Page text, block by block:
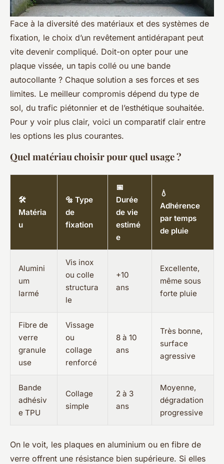
Face à la diversité des matériaux et des systèmes de
fixation, le choix d’un revêtement antidérapant peut
vite devenir compliqué. Doit-on opter pour une
plaque vissée, un tapis collé ou une bande
autocollante ? Chaque solution a ses forces et ses
limites. Le meilleur compromis dépend du type de
sol, du trafic piétonnier et de l’esthétique souhaitée.
Pour y voir plus clair, voici un comparatif clair entre
les options les plus courantes.
Quel matériau choisir pour quel usage ?
🛠️
Matéria
u
🔩 Type
de
fixation
📅
Durée
de vie
estimé
e
💧
Adhérence
par temps
de pluie
Alumini
um
larmé
Vis inox
ou colle
structura
le
+10
ans
Excellente,
même sous
forte pluie
Fibre de
verre
granule
use
Vissage
ou
collage
renforcé
8 à 10
ans
Très bonne,
surface
agressive
Bande
adhésiv
e TPU
Collage
simple
2 à 3
ans
Moyenne,
dégradation
progressive
On le voit, les plaques en aluminium ou en fibre de
verre offrent une résistance bien supérieure. Si elles